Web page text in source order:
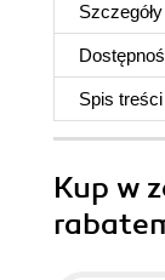
Szczegóły
Spis treści
Kup w